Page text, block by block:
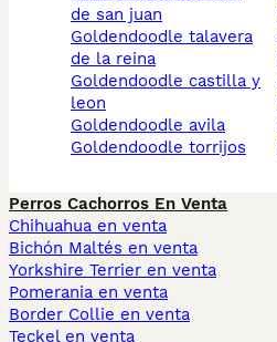
de san juan
goldendoodle talavera
de la reina
goldendoodle castilla y
leon
goldendoodle avila
goldendoodle torrijos
Perros Cachorros En Venta
Chihuahua en venta
Bichón Maltés en venta
Yorkshire Terrier en venta
Pomerania en venta
Border Collie en venta
Teckel en venta